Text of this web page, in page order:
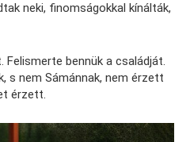
neki, finomságokkal kínálták,
Felismerte bennük a családját.
s nem Sámánnak, nem érzett
érzett.